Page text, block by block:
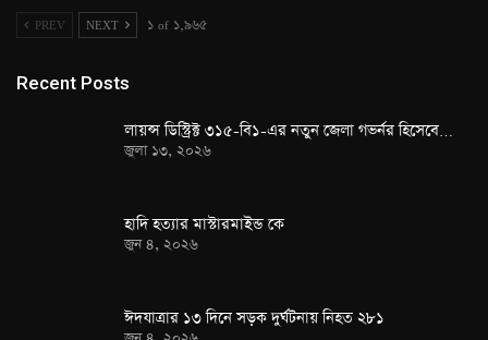
PREV NEXT ১ of ১,৯৬৫
Recent Posts
লায়ন্স ডিস্ট্রিক্ট ৩১৫-বি১-এর নতুন জেলা গভর্নর হিসেবে…
জুলা ১৩, ২০২৬
হাদি হত্যার মাস্টারমাইন্ড কে
জুন ৪, ২০২৬
ঈদযাত্রার ১৩ দিনে সড়ক দুর্ঘটনায় নিহত ২৮১